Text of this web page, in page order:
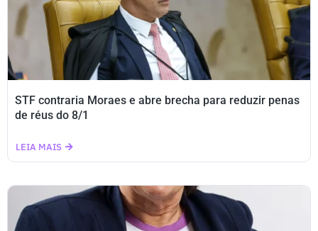
STF contraria Moraes e abre brecha para reduzir penas
de réus do 8/1
LEIA MAIS